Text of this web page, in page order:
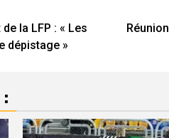
la LFP : « Les
dépistage »